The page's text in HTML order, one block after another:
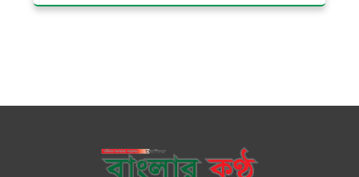
ক্ষমতার কেন্দ্র গণভবন থেকে রক্তাক্ত
ভোলায় ১১ দলীয় জোটের বিক্ষোভ
সমাবেশ ও গণমিছিল